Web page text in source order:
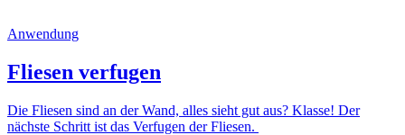
Anwendung
Fliesen verfugen
Die Fliesen sind an der Wand, alles sieht gut aus? Klasse! Der
nächste Schritt ist das Verfugen der Fliesen.